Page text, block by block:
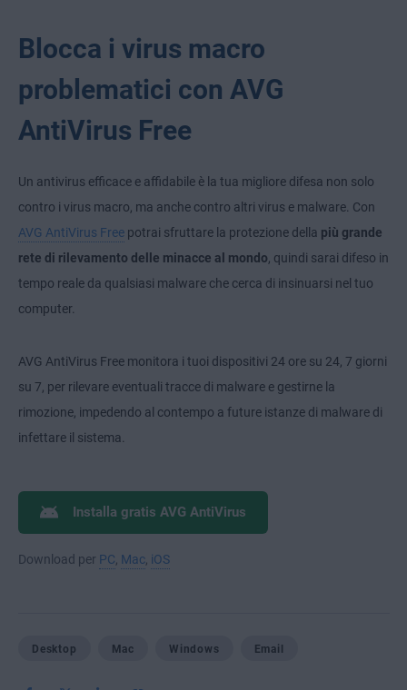
Blocca i virus macro
problematici con AVG
AntiVirus Free
Un antivirus efficace e affidabile è la tua migliore difesa non solo
contro i virus macro, ma anche contro altri virus e malware. Con
AVG AntiVirus Free potrai sfruttare la protezione della più grande
rete di rilevamento delle minacce al mondo, quindi sarai difeso in
tempo reale da qualsiasi malware che cerca di insinuarsi nel tuo
computer.
AVG AntiVirus Free monitora i tuoi dispositivi 24 ore su 24, 7 giorni
su 7, per rilevare eventuali tracce di malware e gestirne la
rimozione, impedendo al contempo a future istanze di malware di
infettare il sistema.
Installa gratis AVG AntiVirus
Download per PC, Mac, iOS
Desktop Mac Windows Email